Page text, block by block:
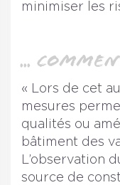
minimiser les
...
« Lors de cet
mesures
qualités ou
bâtiment des
L’observation
source de